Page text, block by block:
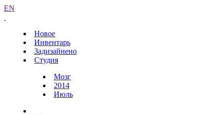
EN
Новое
Инвентарь
Задизайнено
Студия
Мозг
2014
Июль